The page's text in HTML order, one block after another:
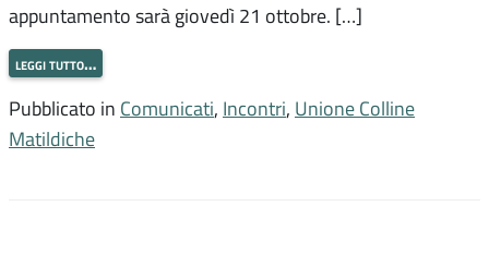
appuntamento sarà giovedì 21 ottobre. […]
leggi tutto…
Pubblicato in Comunicati, Incontri, Unione Colline
Matildiche